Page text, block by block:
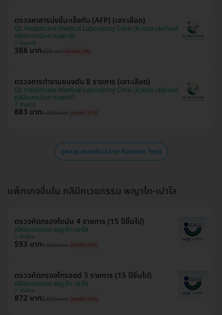
ตรวจหาสารบ่งชี้มะเร็งตับ (AFP) (เจาะเลือด)
QL Healthcare Medical Laboratory Clinic (คิวแอล เฮลท์แคร์
คลินิกเทคนิคการแพทย์)
ปทุมธานี
388 บาท400 บาท ประหยัด 3%
ตรวจการทำงานของตับ 8 รายการ (เจาะเลือด)
QL Healthcare Medical Laboratory Clinic (คิวแอล เฮลท์แคร์
คลินิกเทคนิคการแพทย์)
ปทุมธานี
883 บาท1,300 บาท ประหยัด 32%
ดูหมวด ตรวจตับ (Liver Function Test)
แพ็กเกจอื่นใน คลินิกเวชกรรม พญาไท-เปาโล
ตรวจคัดกรองไขมัน 4 รายการ (15 ปีขึ้นไป)
คลินิกเวชกรรม พญาไท-เปาโล
สายไหม
593 บาท1,860 บาท ประหยัด 68%
ตรวจคัดกรองไทรอยด์ 3 รายการ (15 ปีขึ้นไป)
คลินิกเวชกรรม พญาไท-เปาโล
สายไหม
872 บาท2,090 บาท ประหยัด 58%